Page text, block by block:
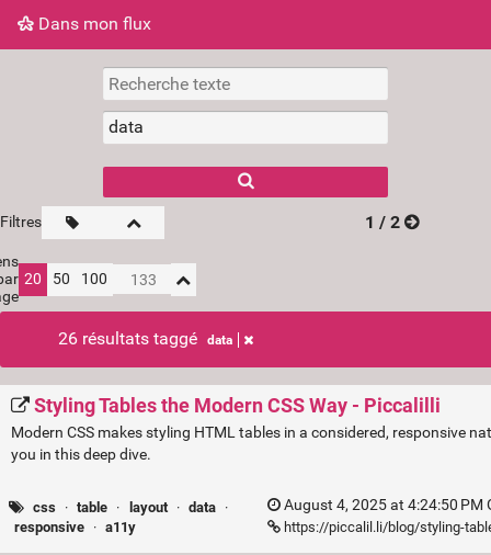
Dans mon flux
Dans mon flux Nuage de tags Mur d'images
Filtres 1 / 2
20 50 100
26 résultats taggé data
Styling Tables the Modern CSS Way - Piccalilli
Modern CSS makes styling HTML tables in a considered, responsive
you in this deep dive.
css · table · layout · data
·
responsive · a11y
August 4, 2025 at 4:24:50 PM
https://piccalil.li/blog/styling-